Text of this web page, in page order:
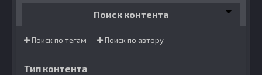
Поиск контента
Поиск по тегам Поиск по автору
Тип контента